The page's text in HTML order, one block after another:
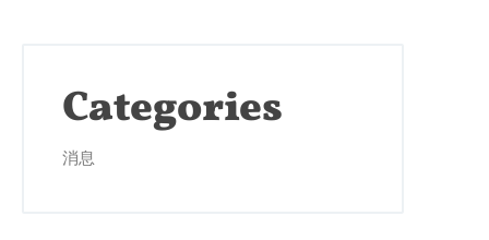
Categories
消息